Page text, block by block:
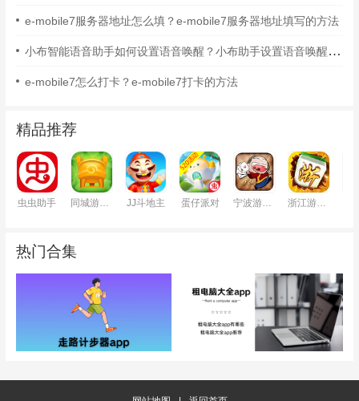
e-mobile7服务器地址怎么填？e-mobile7服务器地址填写的方法
小布智能语音助手如何设置语音唤醒？小布助手设置语音唤醒的方法
e-mobile7怎么打卡？e-mobile7打卡的方法
精品推荐
虫虫助手 同城游戏大厅 JJ斗地主 蛋仔派对 宁波游戏大厅 浙江游戏大厅
热门合集